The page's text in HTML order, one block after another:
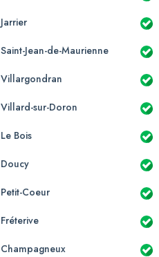
Jarrier
Saint-Jean-de-Maurienne
Villargondran
Villard-sur-Doron
Le Bois
Doucy
Petit-Coeur
Fréterive
Champagneux